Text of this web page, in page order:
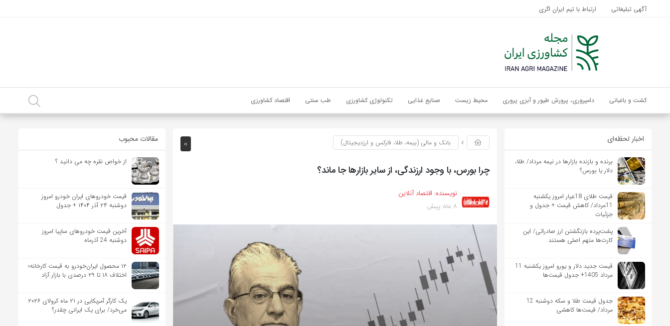
آگهی تبلیغاتی ارتباط با تیم ایران اگری
کشت و باغبانی دامپروری، پرورش طیور و آبزی پروری محیط زیست صنایع غذایی تکنولوژی کشاورزی طب سنتی اقتصاد کشاورزی
اخبار لحظه‌ای
برنده‌ و بازنده بازارها در نیمه مرداد/ طلا،
دلار یا بورس؟
قیمت طلای 18عیار امروز یکشنبه
11مرداد/ کاهش قیمت + جدول و
جزئیات
پشت‌پرده بازنگشتن ارز صادراتی/ این
کارت‌ها متهم اصلی هستند
قیمت جدید دلار و یورو امروز یکشنبه 11
مرداد 1405+ جدول قیمت‌ها
جدول قیمت طلا و سکه دوشنبه 12
مرداد/ قیمت‌ها کاهشی
0 بانک و مالی (بیمه، طلا، فارکس و ارزدیجیتال)
چرا بورس، با وجود ارزندگی، از سایر بازارها جا ماند؟
نویسنده: اقتصاد آنلاین
8 ماه پیش
مقالات محبوب
از خواص نقره چه می دانید ؟
قیمت خودرو‌های ایران خودرو امروز
دوشنبه ۲۴ آذر ۱۴۰۴ + جدول
آخرین قیمت خودروهای ساپیا امروز
دوشنبه 24 آذرماه
۱۲ محصول ایران‌خودرو به قیمت کارخانه؛
اختلاف ۱۸ تا ۲۹ درصدی با بازار آزاد
یک کارگر آمریکایی در ۲۱ ماه کرولای ۲۰۲۶
می‌خرد/ برای یک ایرانی چقدر؟